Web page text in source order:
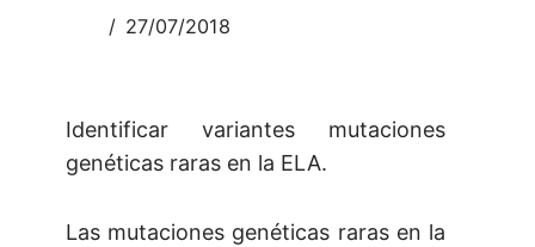
27/07/2018
Identificar variantes mutaciones
genéticas raras en la ELA.
Las mutaciones genéticas raras en la